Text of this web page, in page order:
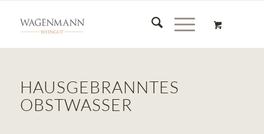
HAUSGEBRANNTES
OBSTWASSER